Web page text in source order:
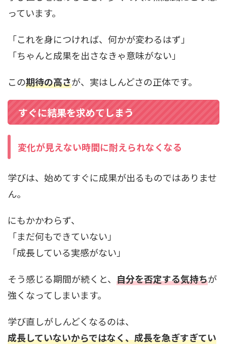
っています。
「これを身につければ、何かが変わるはず」
「ちゃんと成果を出さなきゃ意味がない」
この期待の高さが、実はしんどさの正体です。
すぐに結果を求めてしまう
変化が見えない時間に耐えられなくなる
学びは、始めてすぐに成果が出るものではありませ
ん。
にもかかわらず、
「まだ何もできていない」
「成長している実感がない」
そう感じる期間が続くと、 自分を否定する気持ちが
強くなってしまいます。
学び直しがしんどくなるのは、
成長していないからではなく、成長を急ぎすぎてい